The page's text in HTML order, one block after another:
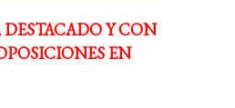
Y CON
EN